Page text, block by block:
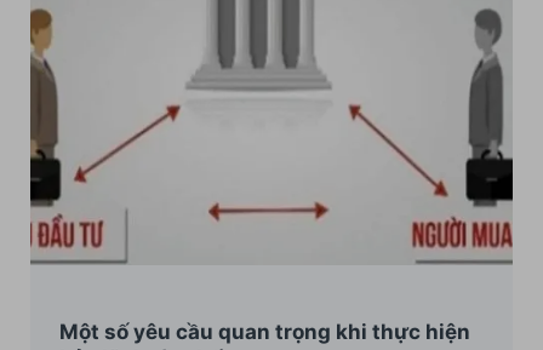
Một số yêu cầu quan trọng khi thực hiện